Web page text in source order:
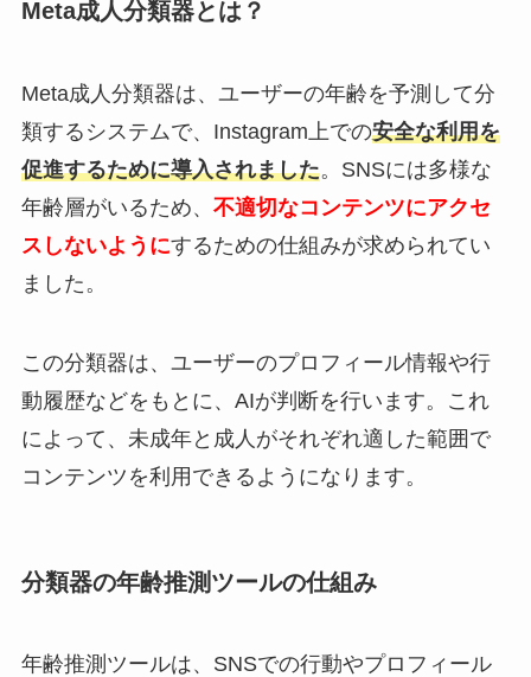
Meta成人分類器とは？
Meta成人分類器は、ユーザーの年齢を予測して分
類するシステムで、Instagram上での安全な利用を
促進するために導入されました。SNSには多様な
年齢層がいるため、 不適切なコンテンツにアクセ
スしないようにするための仕組みが求められてい
ました。
この分類器は、ユーザーのプロフィール情報や行
動履歴などをもとに、AIが判断を行います。これ
によって、未成年と成人がそれぞれ適した範囲で
コンテンツを利用できるようになります。
分類器の年齢推測ツールの仕組み
年齢推測ツールは、SNSでの行動やプロフィール